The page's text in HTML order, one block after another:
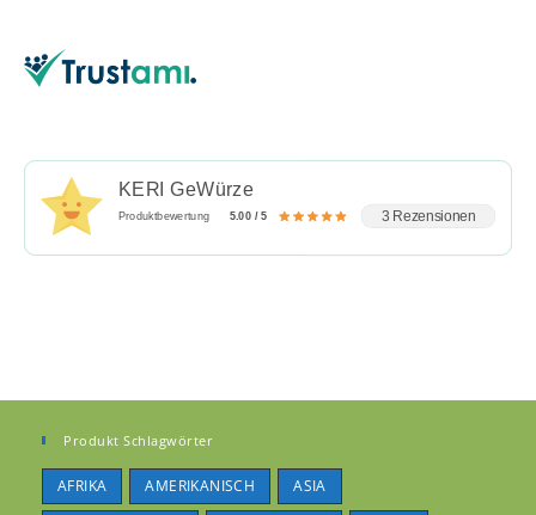
KERI GeWürze
Produktbewertung 5.00 / 5 3 Rezensionen
Produkt Schlagwörter
AFRIKA AMERIKANISCH ASIA